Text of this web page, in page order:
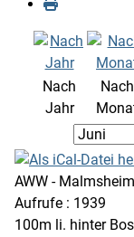
Nach
Jahr
Nach
AWW -
Aufrufe : 1939
100m li. hinter